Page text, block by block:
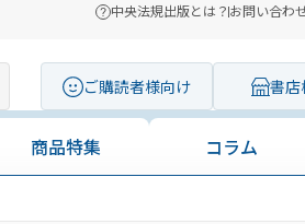
中央法規出版とは？お問い合わ
ご購読者様向け 書店
商品特集 コラム